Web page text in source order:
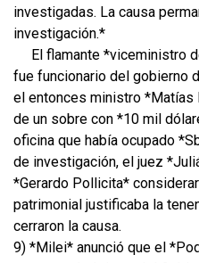
investigadas. La causa
investigación.*
El flamante *viceministro
fue funcionario del gobierno
el entonces ministro *Matías
de un sobre con *10 mil
oficina que había ocupado
de investigación, el juez
*Gerardo Pollicita*
patrimonial justificaba la
cerraron la causa.
9) *Milei* anunció que el